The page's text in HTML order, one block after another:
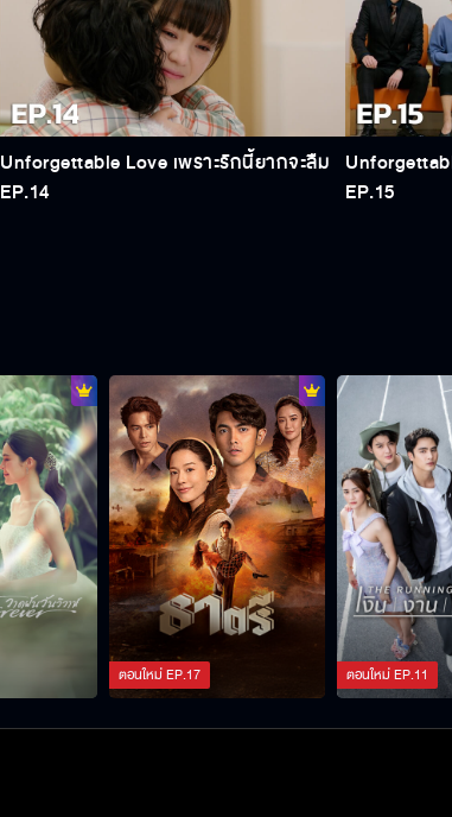
Unforgettable Love เพราะรักนี้ยากจะลืม
EP.14
EP.15
ตอนใหม่EP.17 ตอนใหม่EP.11